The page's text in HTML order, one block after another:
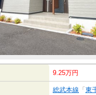
9.25万円
総武本線 「 東